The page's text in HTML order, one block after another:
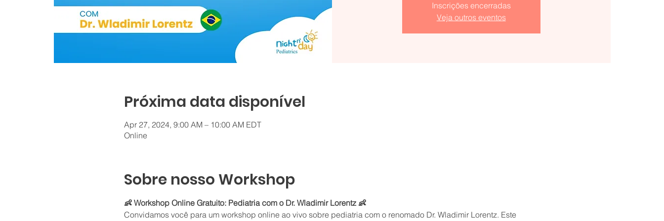
Inscrições encerradas
Veja outros eventos
Próxima data disponível
Apr 27, 2024, 9:00 AM – 10:00 AM EDT
Online
Sobre nosso Workshop
👶 Workshop Online Gratuito: Pediatria com o Dr. Wladimir Lorentz 👶
Convidamos você para um workshop online ao vivo sobre pediatria com o renomado Dr. Wladimir Lorentz. Este